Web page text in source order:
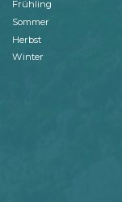
Frühling
Sommer
Herbst
Winter